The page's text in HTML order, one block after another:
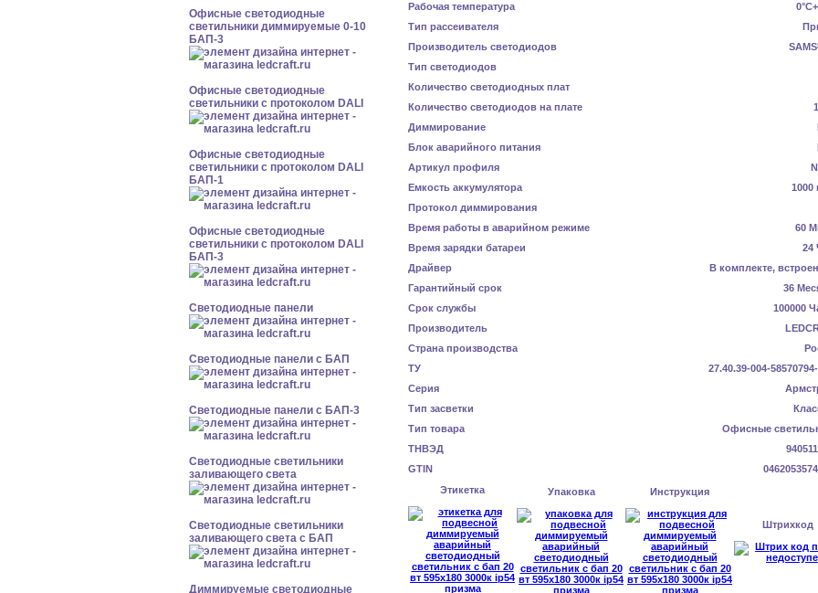
Офисные светодиодные
светильники диммируемые 0-10
БАП-3
Офисные светодиодные
светильники с протоколом DALI
Офисные светодиодные
светильники с протоколом DALI
БАП-1
Офисные светодиодные
светильники с протоколом DALI
БАП-3
Cветодиодные панели
Cветодиодные панели с БАП
Cветодиодные панели с БАП-3
Светодиодные светильники
заливающего света
Светодиодные светильники
заливающего света с БАП
Диммируемые светодиодные
Рабочая температура
Тип рассеивателя
Производитель светодиодов
Тип светодиодов
Количество светодиодных плат
Количество светодиодов на плате
Диммирование
Блок аварийного питания
Артикул профиля
Емкость аккумулятора
1000
Протокол диммирования
Время работы в аварийном режиме
60
Время зарядки батареи
24
Драйвер
В комплекте,
Гарантийный срок
36
Срок службы
100000
Производитель
Страна производства
ТУ
27.40.39-004-
Серия
Тип засветки
Тип товара
Офисные
ТНВЭД
GTIN
Этикетка
Упаковка Инструкция
Штрихкод